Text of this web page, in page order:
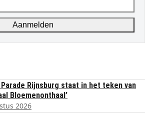
Aanmelden
Rijnsburg staat in het teken van
Bloemenonthaal’
2026